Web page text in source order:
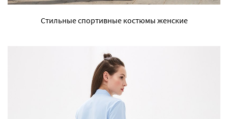
Стильные спортивные костюмы женские